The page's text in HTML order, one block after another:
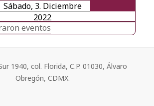
Sábado, 3. Diciembre
2022
eventos
1940, col. Florida, C.P. 01030, Álvaro
Obregón, CDMX.